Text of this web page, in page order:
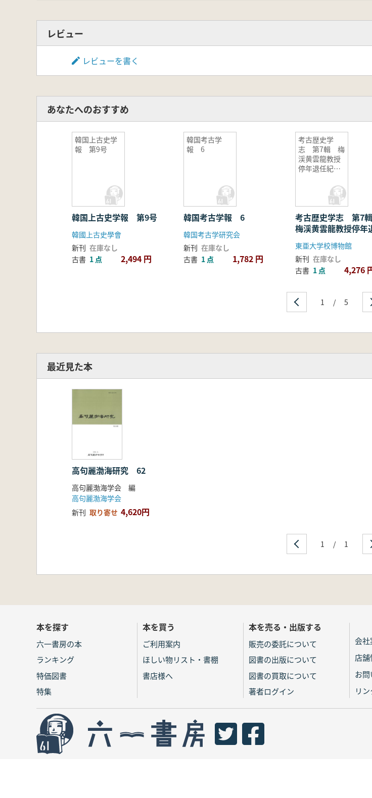
レビュー
レビューを書く
あなたへのおすすめ
韓国上古史学
報 第9号
韓国上古史学報 第9号
韓國上古史學會
新刊 在庫なし
古書 1 点 2,494 円
韓国考古学
報 6
韓国考古学報 6
韓国考古学研究会
新刊 在庫なし
古書 1 点 1,782 円
考古歴史学
志 第7輯 梅
渓黄雲龍教授
停年退任紀念
考古歴史学志 第7
梅渓黄雲龍教授停年
紀念特輯
東亜大学校博物館
新刊 在庫なし
古書 1 点 4,276
1 / 5
最近見た本
高句麗渤海研究 62
高句麗渤海学会 編
高句麗渤海学会
新刊 取り寄せ 4,620円
1 / 1
本を探す
六一書房の本
ランキング
特価図書
特集
本を買う
ご利用案内
ほしい物リスト・書棚
書店様へ
本を売る・出版する
販売の委託について
図書の出版について
図書の買取について
著者ログイン
会社
店
お
リン